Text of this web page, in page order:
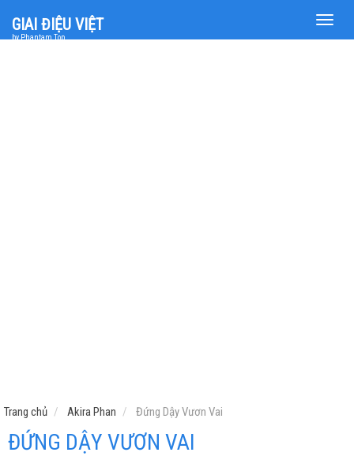
Toggle
GIAI ĐIỆU VIỆT
by Phantam Top
Trang chủ Akira Phan Đứng Dậy Vươn Vai
ĐỨNG DẬY VƯƠN VAI